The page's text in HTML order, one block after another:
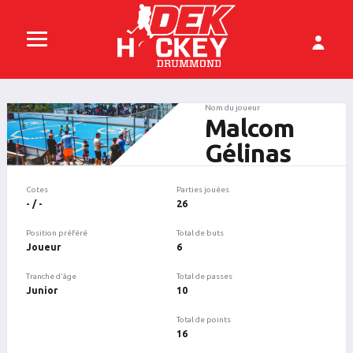
Nom du joueur
Malcom
Gélinas
Cotes
- / -
Position préféré
Joueur
Tranche d'âge
Junior
Parties jouées
26
Total de buts
6
Total de passes
10
Total de points
16